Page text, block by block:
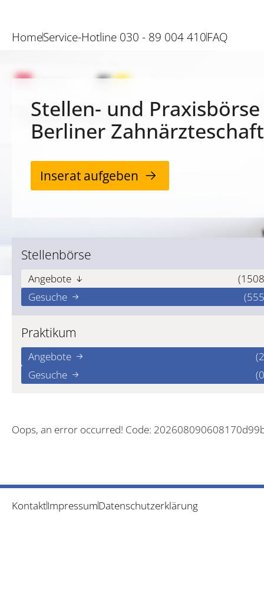
HomeService-Hotline 030 - 89 004 410FAQ
Stellen- und
Berliner Zahnärzteschaft
Inserat aufgeben
Stellenbörse
Angebote
Gesuche
Praktikum
Angebote
Gesuche
Oops, an error occurred! Code:
KontaktImpressumDatenschutzerklärung